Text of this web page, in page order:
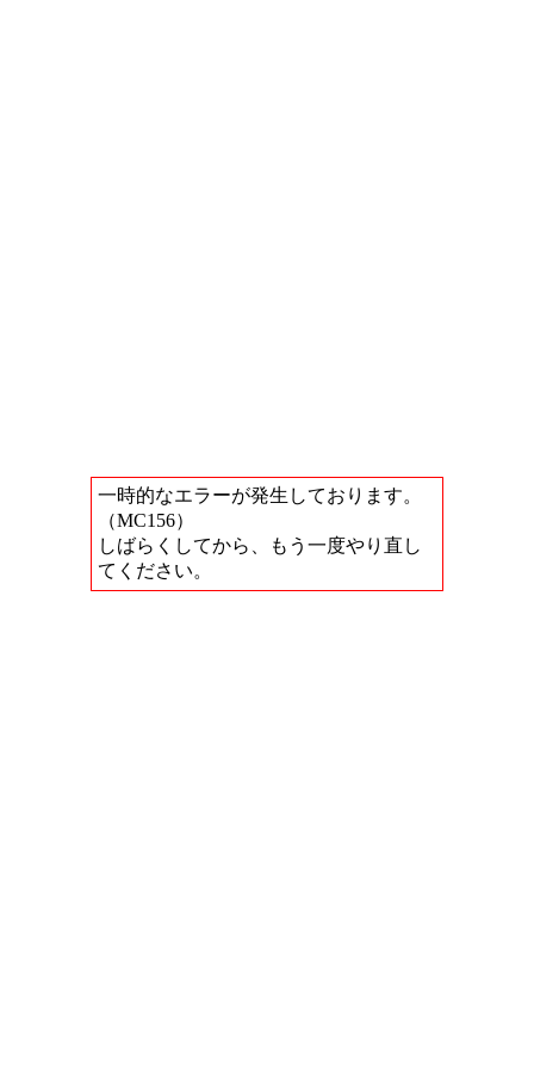
一時的なエラーが発生しております。
（MC156）
しばらくしてから、もう一度やり直し
てください。